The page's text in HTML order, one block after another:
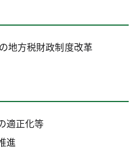
地方税財政制度改革
適正化等
進